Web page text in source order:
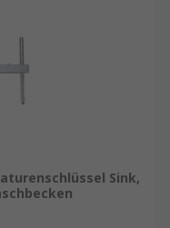
Sink,